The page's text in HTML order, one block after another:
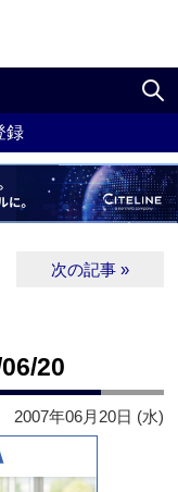
録
次の記事 »
20
2007年06月20日 (水)